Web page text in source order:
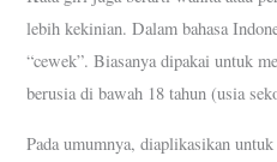
lebih kekinian. Dalam bahasa
“cewek”. Biasanya dipakai untuk
berusia di bawah 18 tahun (usia
Pada umumnya, diaplikasikan